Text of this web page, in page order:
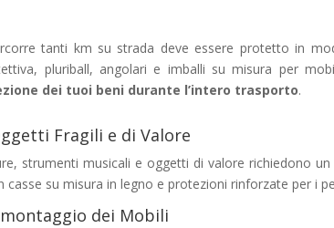
tanti km su strada deve essere protetto in
pluriball, angolari e imballi su misura per
dei tuoi beni durante l’intero trasporto.
Fragili e di Valore
strumenti musicali e oggetti di valore richiedono
casse su misura in legno e protezioni rinforzate per i
dei Mobili